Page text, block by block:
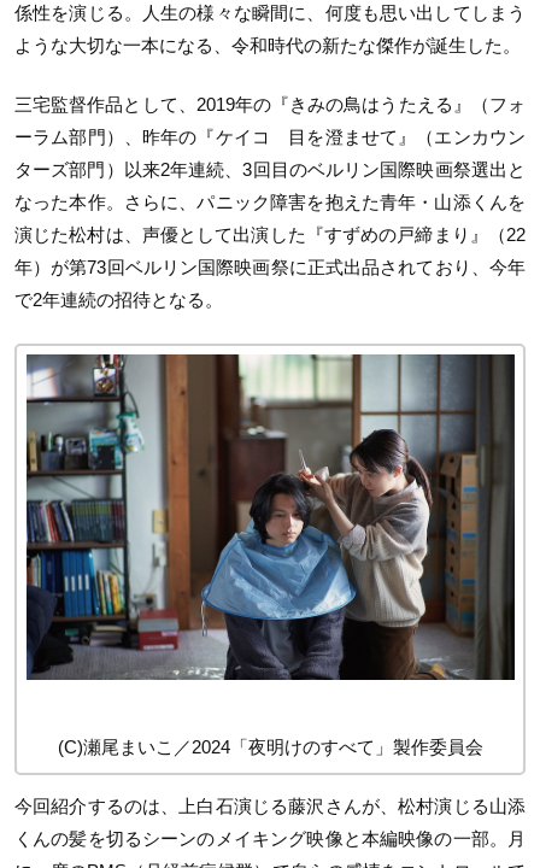
係性を演じる。人生の様々な瞬間に、何度も思い出してしまう
ような大切な一本になる、令和時代の新たな傑作が誕生した。
三宅監督作品として、2019年の『きみの鳥はうたえる』（フォ
ーラム部門）、昨年の『ケイコ 目を澄ませて』（エンカウン
ターズ部門）以来2年連続、3回目のベルリン国際映画祭選出と
なった本作。さらに、パニック障害を抱えた青年・山添くんを
演じた松村は、声優として出演した『すずめの戸締まり』（22
年）が第73回ベルリン国際映画祭に正式出品されており、今年
で2年連続の招待となる。
(C)瀬尾まいこ／2024「夜明けのすべて」製作委員会
今回紹介するのは、上白石演じる藤沢さんが、松村演じる山添
くんの髪を切るシーンのメイキング映像と本編映像の一部。月